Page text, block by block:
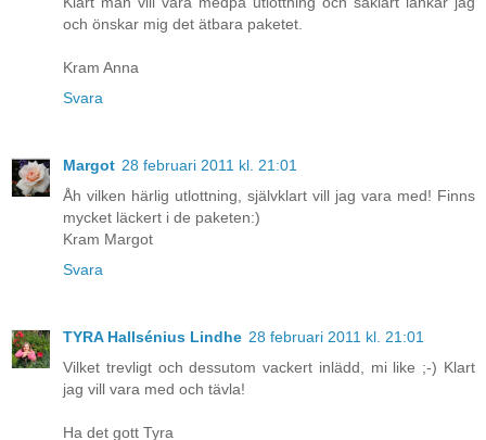
och önskar mig det ätbara paketet.
Kram Anna
Svara
Margot 28 februari 2011 kl. 21:01
Åh vilken härlig utlottning, självklart vill jag vara med! Finns
mycket läckert i de paketen:)
Kram Margot
Svara
TYRA Hallsénius Lindhe 28 februari 2011 kl. 21:01
Vilket trevligt och dessutom vackert inlädd, mi like ;-) Klart
jag vill vara med och tävla!
Ha det gott Tyra